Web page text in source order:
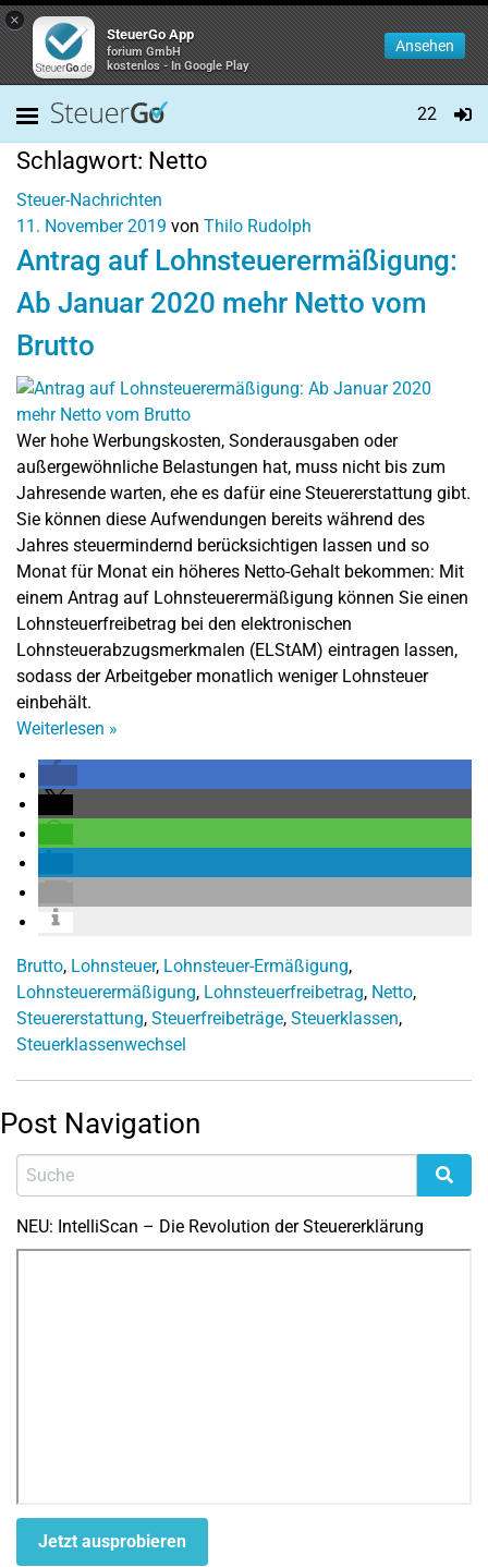
×
SteuerGo App
forium GmbH
kostenlos - In Google Play
Ansehen
22
Schlagwort: Netto
Steuer-Nachrichten
11. November 2019 von Thilo Rudolph
Antrag auf Lohnsteuerermäßigung:
Ab Januar 2020 mehr Netto vom
Brutto
Wer hohe Werbungskosten, Sonderausgaben oder
außergewöhnliche Belastungen hat, muss nicht bis zum
Jahresende warten, ehe es dafür eine Steuererstattung gibt.
Sie können diese Aufwendungen bereits während des
Jahres steuermindernd berücksichtigen lassen und so
Monat für Monat ein höheres Netto-Gehalt bekommen: Mit
einem Antrag auf Lohnsteuerermäßigung können Sie einen
Lohnsteuerfreibetrag bei den elektronischen
Lohnsteuerabzugsmerkmalen (ELStAM) eintragen lassen,
sodass der Arbeitgeber monatlich weniger Lohnsteuer
einbehält.
Weiterlesen »
Brutto, Lohnsteuer, Lohnsteuer-Ermäßigung,
Lohnsteuerermäßigung, Lohnsteuerfreibetrag, Netto,
Steuererstattung, Steuerfreibeträge, Steuerklassen,
Steuerklassenwechsel
Post Navigation
NEU: IntelliScan – Die Revolution der Steuererklärung
Jetzt ausprobieren